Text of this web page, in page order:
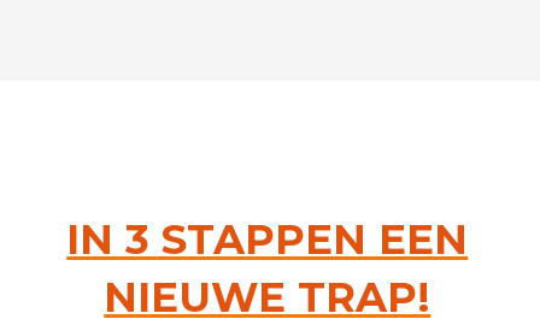
IN 3 STAPPEN EEN
NIEUWE TRAP!